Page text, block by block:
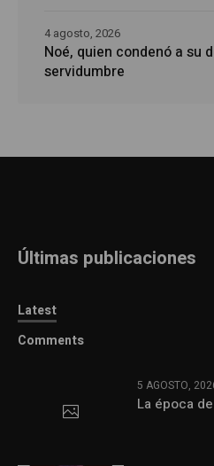
Noé, quien condenó a su
servidumbre
4 agosto, 2026
Últimas publicaciones
Latest
Comments
5 AGOSTO,
La época